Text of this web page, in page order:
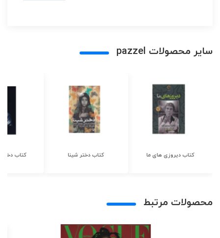
سایر محصولات pazzel
کتاب دیروزی های ما کتاب دختر شینا کتاب دختر
محصولات مرتبط